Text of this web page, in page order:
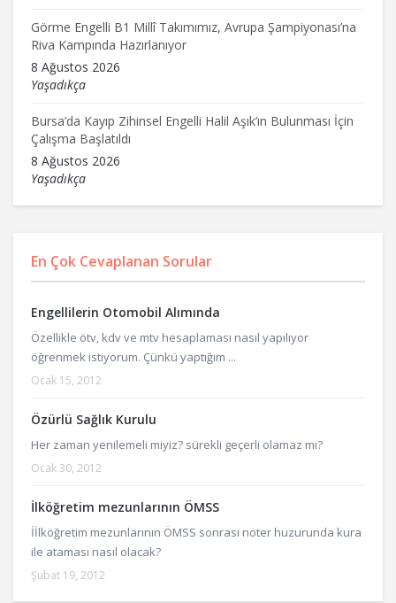
Görme Engelli B1 Millî Takımımız, Avrupa Şampiyonası’na
Riva Kampında Hazırlanıyor
8 Ağustos 2026
Yaşadıkça
Bursa’da Kayıp Zihinsel Engelli Halil Aşık’ın Bulunması İçin
Çalışma Başlatıldı
8 Ağustos 2026
Yaşadıkça
En Çok Cevaplanan Sorular
Engellilerin Otomobil Alımında
Özellikle ötv, kdv ve mtv hesaplaması nasıl yapılıyor
öğrenmek istiyorum. Çünkü yaptığım ...
Ocak 15, 2012
Özürlü Sağlık Kurulu
Her zaman yenilemeli miyiz? sürekli geçerli olamaz mı?
Ocak 30, 2012
İlköğretim mezunlarının ÖMSS
İİlköğretim mezunlarının ÖMSS sonrası noter huzurunda kura
ile ataması nasıl olacak?
Şubat 19, 2012